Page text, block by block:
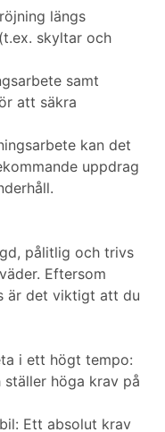
längs
skyltar och
samt
att säkra
kan det
uppdrag
pålitlig och trivs
Eftersom
är det viktigt att du
i ett högt tempo:
höga krav på
Ett absolut krav